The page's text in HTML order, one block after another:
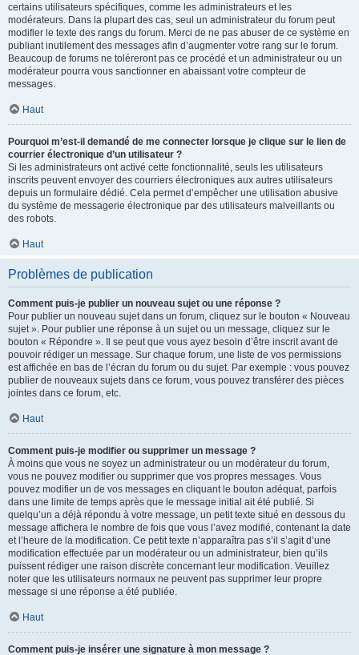
certains utilisateurs spécifiques, comme les administrateurs et les
modérateurs. Dans la plupart des cas, seul un administrateur du forum peut
modifier le texte des rangs du forum. Merci de ne pas abuser de ce système en
publiant inutilement des messages afin d’augmenter votre rang sur le forum.
Beaucoup de forums ne toléreront pas ce procédé et un administrateur ou un
modérateur pourra vous sanctionner en abaissant votre compteur de
messages.
Haut
Pourquoi m’est-il demandé de me connecter lorsque je clique sur le lien de
courrier électronique d’un utilisateur ?
Si les administrateurs ont activé cette fonctionnalité, seuls les utilisateurs
inscrits peuvent envoyer des courriers électroniques aux autres utilisateurs
depuis un formulaire dédié. Cela permet d’empêcher une utilisation abusive
du système de messagerie électronique par des utilisateurs malveillants ou
des robots.
Haut
Problèmes de publication
Comment puis-je publier un nouveau sujet ou une réponse ?
Pour publier un nouveau sujet dans un forum, cliquez sur le bouton « Nouveau
sujet ». Pour publier une réponse à un sujet ou un message, cliquez sur le
bouton « Répondre ». Il se peut que vous ayez besoin d’être inscrit avant de
pouvoir rédiger un message. Sur chaque forum, une liste de vos permissions
est affichée en bas de l’écran du forum ou du sujet. Par exemple : vous pouvez
publier de nouveaux sujets dans ce forum, vous pouvez transférer des pièces
jointes dans ce forum, etc.
Haut
Comment puis-je modifier ou supprimer un message ?
À moins que vous ne soyez un administrateur ou un modérateur du forum,
vous ne pouvez modifier ou supprimer que vos propres messages. Vous
pouvez modifier un de vos messages en cliquant le bouton adéquat, parfois
dans une limite de temps après que le message initial ait été publié. Si
quelqu’un a déjà répondu à votre message, un petit texte situé en dessous du
message affichera le nombre de fois que vous l’avez modifié, contenant la date
et l’heure de la modification. Ce petit texte n’apparaîtra pas s’il s’agit d’une
modification effectuée par un modérateur ou un administrateur, bien qu’ils
puissent rédiger une raison discrète concernant leur modification. Veuillez
noter que les utilisateurs normaux ne peuvent pas supprimer leur propre
message si une réponse a été publiée.
Haut
Comment puis-je insérer une signature à mon message ?